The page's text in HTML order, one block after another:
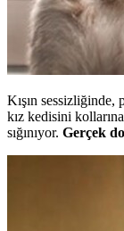
Kışın sessizliğinde,
kız kedisini
sığınıyor. Gerçek